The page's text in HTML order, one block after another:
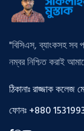
"বিসিএস, ব্যাংকসহ সব
নম্বর নিশ্চিত করাই
ঠিকানাঃ রাজ্জাক
ফোনঃ +880